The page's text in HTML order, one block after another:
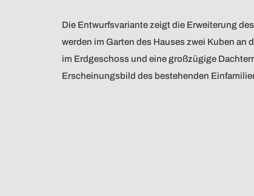
Die Entwurfsvariante zeigt die Erweiterung
werden im Garten des Hauses zwei Kuben an
im Erdgeschoss und eine großzügige
Erscheinungsbild des bestehenden